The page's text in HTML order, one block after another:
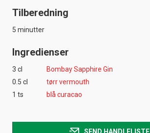
Tilberedning
5 minutter
Ingredienser
3 cl
Bombay Sapphire Gin
0.5 cl
tørr vermouth
1 ts
blå curacao
SEND HANDLELISTE